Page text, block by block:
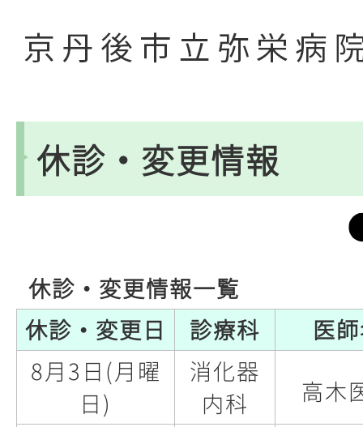
休診・変更情報
休診・変更情報一覧
休診・変更日
診療科
医
8月3日(月曜
日)
消化器
内科
高木